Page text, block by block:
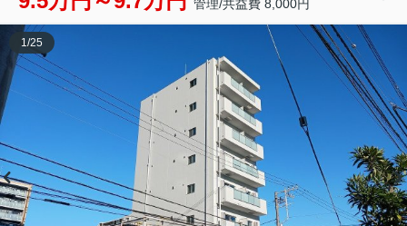
管理/共益費 8,000円
1/25